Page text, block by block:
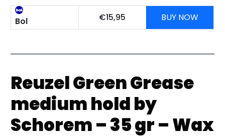
Bol €15,95 BUY NOW
Reuzel Green Grease
medium hold by
Schorem – 35 gr – Wax